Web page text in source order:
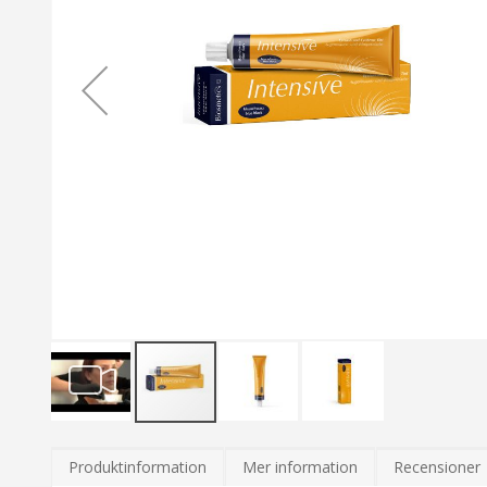
början
Produktinformation Mer information Recensioner